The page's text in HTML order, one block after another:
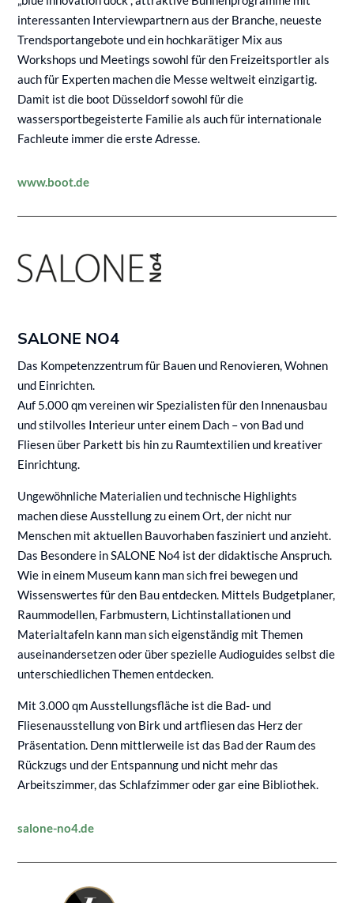
interessanten Interviewpartnern aus der Branche, neueste
Trendsportangebote und ein hochkarätiger Mix aus
Workshops und Meetings sowohl für den Freizeitsportler als
auch für Experten machen die Messe weltweit einzigartig.
Damit ist die boot Düsseldorf sowohl für die
wassersportbegeisterte Familie als auch für internationale
Fachleute immer die erste Adresse.
www.boot.de
SALONE NO4
Das Kompetenzzentrum für Bauen und Renovieren, Wohnen
und Einrichten.
Auf 5.000 qm vereinen wir Spezialisten für den Innenausbau
und stilvolles Interieur unter einem Dach – von Bad und
Fliesen über Parkett bis hin zu Raumtextilien und kreativer
Einrichtung.
Ungewöhnliche Materialien und technische Highlights
machen diese Ausstellung zu einem Ort, der nicht nur
Menschen mit aktuellen Bauvorhaben fasziniert und anzieht.
Das Besondere in SALONE No4 ist der didaktische Anspruch.
Wie in einem Museum kann man sich frei bewegen und
Wissenswertes für den Bau entdecken. Mittels Budgetplaner,
Raummodellen, Farbmustern, Lichtinstallationen und
Materialtafeln kann man sich eigenständig mit Themen
auseinandersetzen oder über spezielle Audioguides selbst die
unterschiedlichen Themen entdecken.
Mit 3.000 qm Ausstellungsfläche ist die Bad- und
Fliesenausstellung von Birk und artfliesen das Herz der
Präsentation. Denn mittlerweile ist das Bad der Raum des
Rückzugs und der Entspannung und nicht mehr das
Arbeitszimmer, das Schlafzimmer oder gar eine Bibliothek.
salone-no4.de